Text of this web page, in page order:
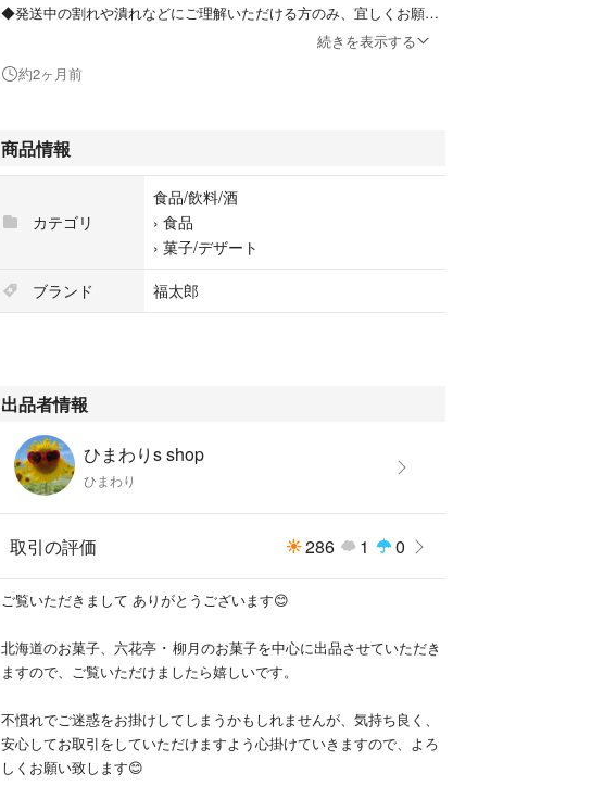
◆発送中の割れや潰れなどにご理解いただける方のみ、宜しくお願い
続きを表示する
約2ヶ月前
商品情報
カテゴリ
食品/飲料/酒
› 食品
› 菓子/デザート
ブランド
福太郎
出品者情報
ひまわりs shop
ひまわり
取引の評価 286 1 0
ご覧いただきまして ありがとうございます😊
北海道のお菓子、六花亭 ･ 柳月のお菓子を中心に出品させていただき
ますので、ご覧いただけましたら嬉しいです。
不慣れでご迷惑をお掛けしてしまうかもしれませんが、気持ち良く、
安心してお取引をしていただけますよう心掛けていきますので、よろ
しくお願い致します😊